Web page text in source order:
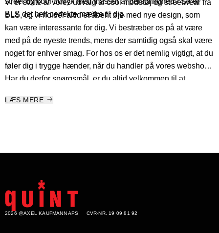
BLS det helt perfekte mærke til dig.
Vi er stolte af vores udvalg af cool modetøj og streetwear fra
BLS, og vi holder altid et åbent øje med nye design, som
kan være interessante for dig. Vi bestræber os på at være
med på de nyeste trends, mens der samtidig også skal være
noget for enhver smag. For hos os er det nemlig vigtigt, at du
føler dig i trygge hænder, når du handler på vores webshop.
Har du derfor spørgsmål, er du altid velkommen til at
hjælpe og vejlede, så du kan få udvidet din garderobe med
LÆS MERE
2026 @AXEL KAUFMANN APS CVR-NR. 19 09 81 92